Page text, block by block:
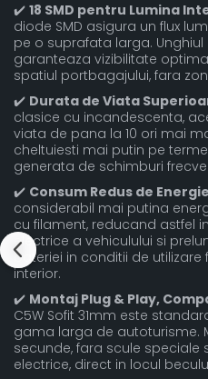
✔️ 18 SMD pentru Lumina
diode SMD asigura un flux
pe o suprafata larga.
garanteaza vizibilitate
spatiul portbagajului, fara
✔️ Durata de Viata
clasice cu incandescenta,
viata de pana la 10 ori mai
cheltuiesti mai putin pe
generata de schimburi
✔️ Consum Redus de Energie
considerabil mai putina
cu filament, reducand astfel
electrice a vehiculului si
bateriei in conditii de
interior.
✔️ Montaj Plug & Play,
C5W Sofit 31mm este
gama larga de autoturisme.
secunde, fara scule speciale
electrice, direct in locul